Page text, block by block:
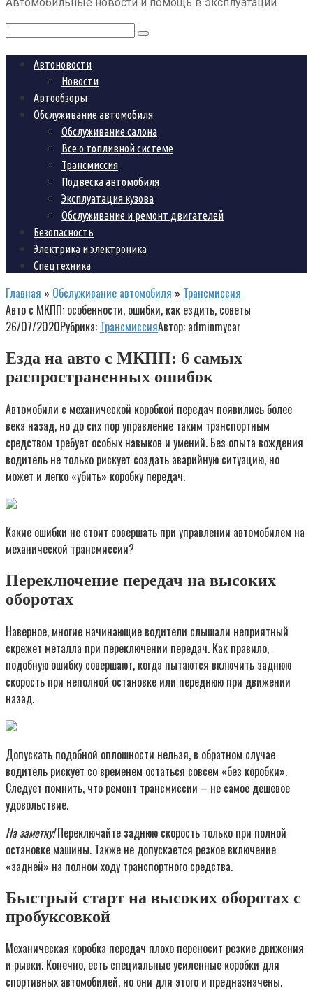
Поиск:
Автоновости
Новости
Автообзоры
Обслуживание автомобиля
Обслуживание салона
Все о топливной системе
Трансмиссия
Подвеска автомобиля
Эксплуатация кузова
Обслуживание и ремонт двигателей
Безопасность
Электрика и электроника
Спецтехника
Главная » Обслуживание автомобиля » Трансмиссия
Авто с МКПП: особенности, ошибки, как ездить, советы
26/07/2020Рубрика: ТрансмиссияАвтор: adminmycar
Езда на авто с МКПП: 6 самых
распространенных ошибок
Автомобили с механической коробкой передач появились более
века назад, но до сих пор управление таким транспортным
средством требует особых навыков и умений. Без опыта вождения
водитель не только рискует создать аварийную ситуацию, но
может и легко «убить» коробку передач.
Какие ошибки не стоит совершать при управлении автомобилем на
механической трансмиссии?
Переключение передач на высоких
оборотах
Наверное, многие начинающие водители слышали неприятный
скрежет металла при переключении передач. Как правило,
подобную ошибку совершают, когда пытаются включить заднюю
скорость при неполной остановке или переднюю при движении
назад.
Допускать подобной оплошности нельзя, в обратном случае
водитель рискует со временем остаться совсем «без коробки».
Следует помнить, что ремонт трансмиссии – не самое дешевое
удовольствие.
На заметку!Переключайте заднюю скорость только при полной
остановке машины. Также не допускается резкое включение
«задней» на полном ходу транспортного средства.
Быстрый старт на высоких оборотах с
пробуксовкой
Механическая коробка передач плохо переносит резкие движения
и рывки. Конечно, есть специальные усиленные коробки для
спортивных автомобилей, но они для этого и предназначены.